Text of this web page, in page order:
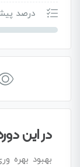
درصد
در این
بهبود بهره